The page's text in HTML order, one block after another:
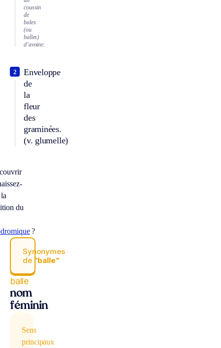
coussin
de
bales
(ou
balles)
d’avoine.
Enveloppe
de
la
fleur
des
graminées.
(v. glumelle)
2
du
?
Synonymes
de “balle“
balle
nom
féminin
Sens
principaux